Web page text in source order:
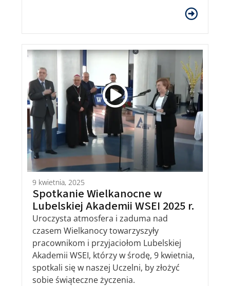
9 kwietnia, 2025
Spotkanie Wielkanocne w
Lubelskiej Akademii WSEI 2025 r.
Uroczysta atmosfera i zaduma nad
czasem Wielkanocy towarzyszyły
pracownikom i przyjaciołom Lubelskiej
Akademii WSEI, którzy w środę, 9 kwietnia,
spotkali się w naszej Uczelni, by złożyć
sobie świąteczne życzenia.